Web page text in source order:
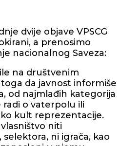
dvije objave VPSCG
a prenosimo
nacionalnog Saveza:
na društvenim
da javnost informiše
od najmlađih kategorija
radi o vaterpolu ili
kult reprezentacije.
niti
selektora, ni igrača, kao